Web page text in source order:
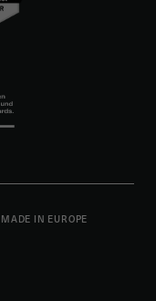
MADE IN EUROPE